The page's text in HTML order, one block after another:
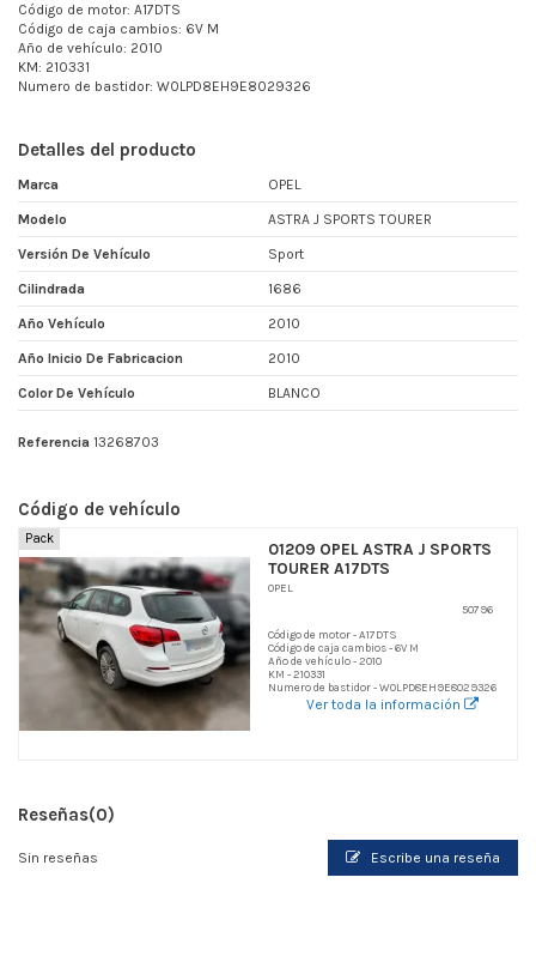
Código de motor: A17DTS
Código de caja cambios: 6V M
Año de vehículo: 2010
KM: 210331
Numero de bastidor: W0LPD8EH9E8029326
Detalles del producto
Marca OPEL
Modelo ASTRA J SPORTS TOURER
Versión De Vehículo Sport
Cilindrada 1686
Año Vehículo 2010
Año Inicio De Fabricacion 2010
Color De Vehículo BLANCO
Referencia 13268703
Código de vehículo
Pack
01209 OPEL ASTRA J SPORTS
TOURER A17DTS
OPEL
50796
Código de motor - A17DTS
Código de caja cambios - 6V M
Año de vehículo - 2010
KM - 210331
Numero de bastidor - W0LPD8EH9E8029326
Ver toda la información
Reseñas(0)
Sin reseñas Escribe una reseña